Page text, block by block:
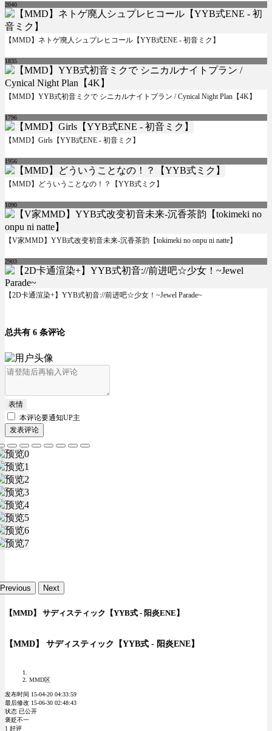
2040
【MMD】ネトゲ廃人シュプレヒコール【YYB式ENE - 初音ミク】
1835
【MMD】YYB式初音ミクで シニカルナイトプラン / Cynical Night Plan【4K】
1796
【MMD】Girls【YYB式ENE - 初音ミク】
1956
【MMD】どういうことなの！？【YYB式ミク】
1090
【V家MMD】YYB式改变初音未来-沉香茶韵【tokimeki no onpu ni natte】
2903
【2D卡通渲染+】YYB式初音://前进吧☆少女！~Jewel Parade~
总共有 6 条评论
表情
本评论要通知UP主
发表评论
Previous Next
【MMD】 サディスティック【YYB式 - 阳炎ENE】
【MMD】 サディスティック【YYB式 - 阳炎ENE】
MMD区
发布时间 15-04-20 04:33:59
最后修改 15-06-30 02:48:43
状态 已公开
褒贬不一
1 好评